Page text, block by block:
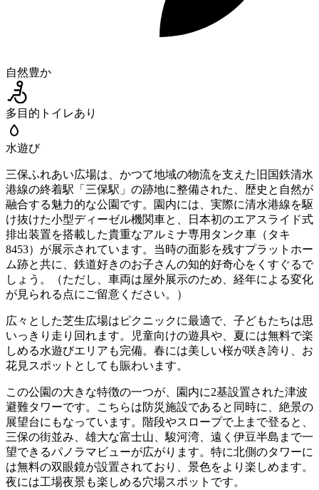
自然豊か
多目的トイレあり
水遊び
三保ふれあい広場は、かつて地域の物流を支えた旧国鉄清水
港線の終着駅「三保駅」の跡地に整備された、歴史と自然が
融合する魅力的な公園です。園内には、実際に清水港線を駆
け抜けた小型ディーゼル機関車と、日本初のエアスライド式
排出装置を搭載した貴重なアルミナ専用タンク車（タキ
8453）が展示されています。当時の面影を残すプラットホー
ム跡と共に、鉄道好きのお子さんの知的好奇心をくすぐるで
しょう。（ただし、車両は屋外展示のため、経年による変化
が見られる点にご留意ください。）
広々とした芝生広場はピクニックに最適で、子どもたちは思
いっきり走り回れます。児童向けの遊具や、夏には無料で楽
しめる水遊びエリアも完備。春には美しい桜が咲き誇り、お
花見スポットとしても賑わいます。
この公園の大きな特徴の一つが、園内に2基設置された津波
避難タワーです。こちらは防災施設であると同時に、絶景の
展望台にもなっています。階段やスロープで上まで登ると、
三保の街並み、雄大な富士山、駿河湾、遠く伊豆半島まで一
望できるパノラマビューが広がります。特に北側のタワーに
は無料の双眼鏡が設置されており、景色をより楽しめます。
夜には工場夜景も楽しめる穴場スポットです。